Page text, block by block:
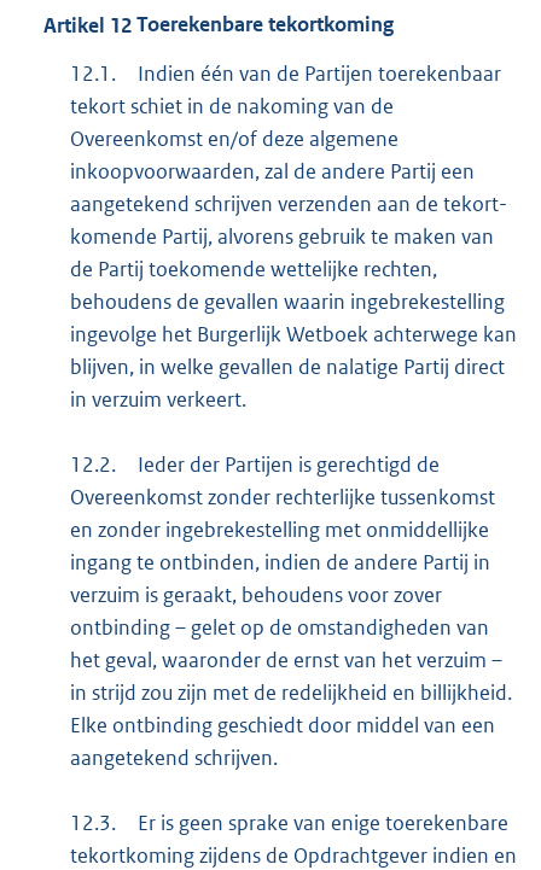
Artikel 12Toerekenbare tekortkoming
12.1.
Indien één van de Partijen toerekenbaar
tekort schiet in de nakoming van de
Overeenkomst en/of deze algemene
inkoopvoorwaarden, zal de andere Partij een
aangetekend schrijven verzenden aan de tekort-
komende Partij, alvorens gebruik te maken van
de Partij toekomende wettelijke rechten,
behoudens de gevallen waarin ingebrekestelling
ingevolge het Burgerlijk Wetboek achterwege kan
blijven, in welke gevallen de nalatige Partij direct
in verzuim verkeert.
12.2.
Ieder der Partijen is gerechtigd de
Overeenkomst zonder rechterlijke tussenkomst
en zonder ingebrekestelling met onmiddellijke
ingang te ontbinden, indien de andere Partij in
verzuim is geraakt, behoudens voor zover
ontbinding – gelet op de omstandigheden van
het geval, waaronder de ernst van het verzuim –
in strijd zou zijn met de redelijkheid en billijkheid.
Elke ontbinding geschiedt door middel van een
aangetekend schrijven.
12.3.
Er is geen sprake van enige toerekenbare
tekortkoming zijdens de Opdrachtgever indien en